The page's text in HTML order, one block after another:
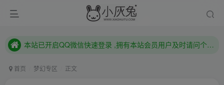
本站已开启QQ微信快速登录 ,拥有本站会员用户及时请问个人中心绑定！
本站已开启QQ微信快速登录 ,拥有本站会员用户及时请问个人中心绑定！
首页 梦幻专区 正文